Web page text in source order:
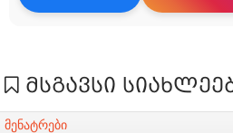
მსგავსი
მენატრები